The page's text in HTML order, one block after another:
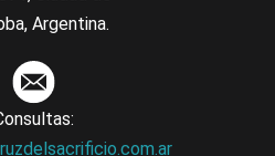
Argentina.